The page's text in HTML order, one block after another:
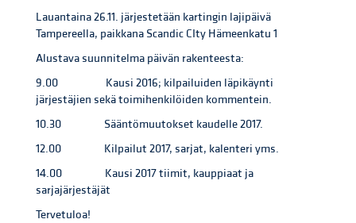
Lauantaina 26.11. järjestetään kartingin lajipäivä
Tampereella, paikkana Scandic CIty Hämeenkatu 1
Alustava suunnitelma päivän rakenteesta:
9.00 Kausi 2016; kilpailuiden läpikäynti
järjestäjien sekä toimihenkilöiden kommentein.
10.30 Sääntömuutokset kaudelle 2017.
12.00 Kilpailut 2017, sarjat, kalenteri yms.
14.00 Kausi 2017 tiimit, kauppiaat ja
sarjajärjestäjät
Tervetuloa!